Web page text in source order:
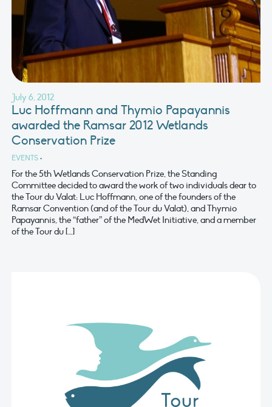
July 6, 2012
Luc Hoffmann and Thymio Papayannis
awarded the Ramsar 2012 Wetlands
Conservation Prize
EVENTS •
For the 5th Wetlands Conservation Prize, the Standing
Committee decided to award the work of two individuals dear to
the Tour du Valat: Luc Hoffmann, one of the founders of the
Ramsar Convention (and of the Tour du Valat), and Thymio
Papayannis, the “father” of the MedWet Initiative, and a member
of the Tour du […]